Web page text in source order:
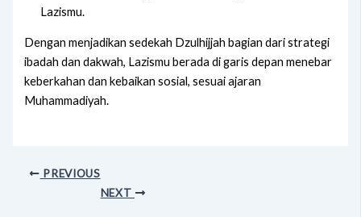
Lazismu.
Dengan menjadikan sedekah Dzulhijjah bagian dari strategi
ibadah dan dakwah, Lazismu berada di garis depan menebar
keberkahan dan kebaikan sosial, sesuai ajaran
Muhammadiyah.
PREVIOUS
NEXT